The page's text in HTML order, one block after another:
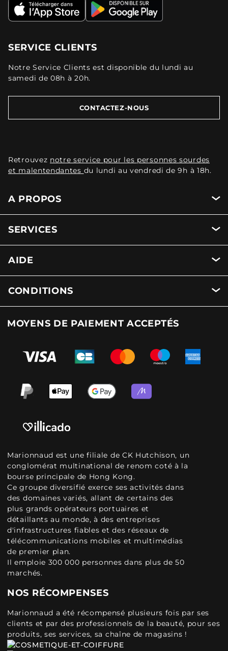
SERVICE CLIENTS
Notre Service Clients est disponible du lundi au
samedi de 08h à 20h.
CONTACTEZ-NOUS
Retrouvez notre service pour les personnes sourdes
et malentendantes du lundi au vendredi de 9h à 18h.
A PROPOS
SERVICES
AIDE
CONDITIONS
MOYENS DE PAIEMENT ACCEPTÉS
Marionnaud est une filiale de CK Hutchison, un
conglomérat multinational de renom coté à la
bourse principale de Hong Kong.
Ce groupe diversifié exerce ses activités dans
des domaines variés, allant de certains des
plus grands opérateurs portuaires et
détaillants au monde, à des entreprises
d'infrastructures fiables et des réseaux de
télécommunications mobiles et multimédias
de premier plan.
Il emploie 300 000 personnes dans plus de 50
marchés.
NOS RÉCOMPENSES
Marionnaud a été récompensé plusieurs fois par ses
clients et par des professionnels de la beauté, pour ses
produits, ses services, sa chaîne de magasins !